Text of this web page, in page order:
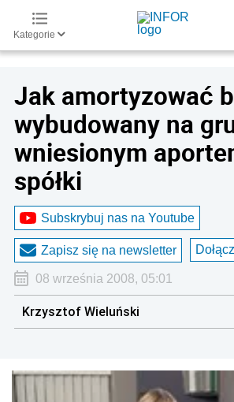
Kategorie
Jak amortyzować
wybudowany na
wniesionym
spółki
Subskrybuj nas na Youtube
Zapisz się na newsletter
08 września 2008, 05:01
Krzysztof Wieluński